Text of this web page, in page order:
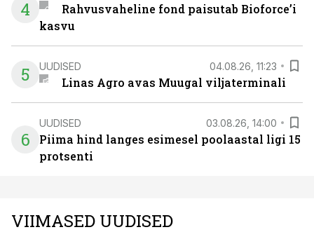
4
Rahvusvaheline fond paisutab Bioforce’i
kasvu
5 UUDISED 04.08.26, 11:23
Linas Agro avas Muugal viljaterminali
6
UUDISED 03.08.26, 14:00
Piima hind langes esimesel poolaastal ligi 15
protsenti
VIIMASED UUDISED